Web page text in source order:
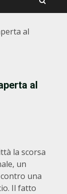
al
al
la scorsa
un
una
Il fatto